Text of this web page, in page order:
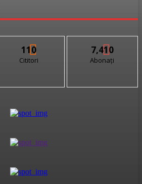
110
Cititori
7,410
Abonați